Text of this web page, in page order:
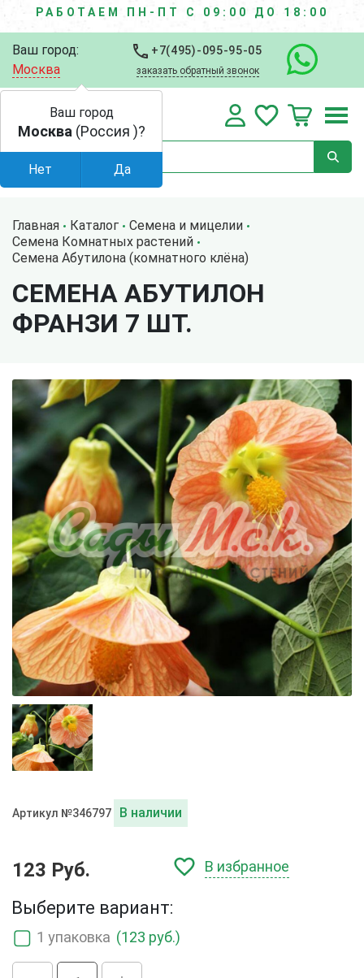
РАБОТАЕМ ПН-ПТ С 09:00 ДО 18:00
Ваш город:
Москва
+7(495)-095-95-05
заказать обратный звонок
Главная Каталог
Семена и мицелии
Семена Комнатных растений
Семена Абутилона (комнатного клёна)
СЕМЕНА АБУТИЛОН
ФРАНЗИ 7 ШТ.
Артикул №346797 В наличии
123 Руб. В избранное
Выберите вариант:
1 упаковка (123 руб.)
Ваш город
Москва (Россия )?
Нет Да